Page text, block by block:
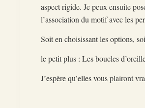
aspect rigide. Je peux ensuite
l’association du motif avec les
Soit en choisissant les options,
le petit plus : Les boucles
J’espère qu’elles vous plairont